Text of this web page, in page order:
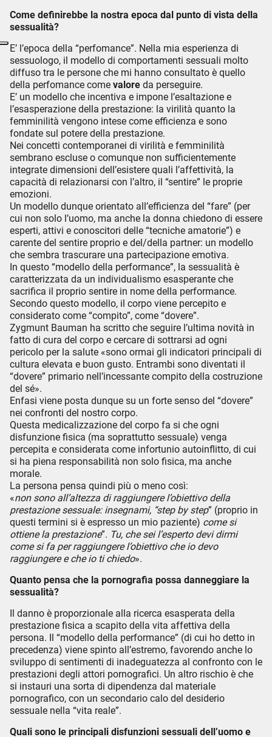
Come definirebbe la nostra epoca dal punto di vista della
sessualità?
E’ l’epoca della “perfomance”. Nella mia esperienza di
sessuologo, il modello di comportamenti sessuali molto
diffuso tra le persone che mi hanno consultato è quello
della perfomance come valore da perseguire.
E’ un modello che incentiva e impone l’esaltazione e
l’esasperazione della prestazione: la virilità quanto la
femminilità vengono intese come efficienza e sono
fondate sul potere della prestazione.
Nei concetti contemporanei di virilità e femminilità
sembrano escluse o comunque non sufficientemente
integrate dimensioni dell’esistere quali l’affettività, la
capacità di relazionarsi con l’altro, il “sentire” le proprie
emozioni.
Un modello dunque orientato all’efficienza del “fare” (per
cui non solo l’uomo, ma anche la donna chiedono di essere
esperti, attivi e conoscitori delle “tecniche amatorie”) e
carente del sentire proprio e del/della partner: un modello
che sembra trascurare una partecipazione emotiva.
In questo “modello della performance”, la sessualità è
caratterizzata da un individualismo esasperante che
sacrifica il proprio sentire in nome della performance.
Secondo questo modello, il corpo viene percepito e
considerato come “compito”, come “dovere”.
Zygmunt Bauman ha scritto che seguire l’ultima novità in
fatto di cura del corpo e cercare di sottrarsi ad ogni
pericolo per la salute «sono ormai gli indicatori principali di
cultura elevata e buon gusto. Entrambi sono diventati il
“dovere” primario nell’incessante compito della costruzione
del sé».
Enfasi viene posta dunque su un forte senso del “dovere”
nei confronti del nostro corpo.
Questa medicalizzazione del corpo fa si che ogni
disfunzione fisica (ma soprattutto sessuale) venga
percepita e considerata come infortunio autoinflitto, di cui
si ha piena responsabilità non solo fisica, ma anche
morale.
La persona pensa quindi più o meno così:
«non sono all’altezza di raggiungere l’obiettivo della
prestazione sessuale: insegnami, “step by step” (proprio in
questi termini si è espresso un mio paziente) come si
ottiene la prestazione”. Tu, che sei l’esperto devi dirmi
come si fa per raggiungere l’obiettivo che io devo
raggiungere e che io ti chiedo».
Quanto pensa che la pornografia possa danneggiare la
sessualità?
Il danno è proporzionale alla ricerca esasperata della
prestazione fisica a scapito della vita affettiva della
persona. Il “modello della performance” (di cui ho detto in
precedenza) viene spinto all’estremo, favorendo anche lo
sviluppo di sentimenti di inadeguatezza al confronto con le
prestazioni degli attori pornografici. Un altro rischio è che
si instauri una sorta di dipendenza dal materiale
pornografico, con un secondario calo del desiderio
sessuale nella “vita reale”.
Quali sono le principali disfunzioni sessuali dell’uomo e